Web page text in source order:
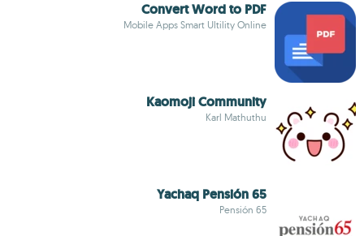
Convert Word to PDF
Mobile Apps Smart Ultility Online
Kaomoji Community
Karl Mathuthu
Yachaq Pensión 65
Pensión 65